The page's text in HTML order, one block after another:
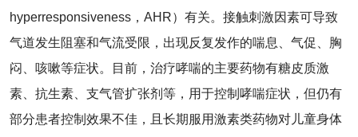
hyperresponsiveness，AHR）有关。接触刺激因素可导致
气道发生阻塞和气流受限，出现反复发作的喘息、气促、胸
闷、咳嗽等症状。目前，治疗哮喘的主要药物有糖皮质激
素、抗生素、支气管扩张剂等，用于控制哮喘症状，但仍有
部分患者控制效果不佳，且长期服用激素类药物对儿童身体